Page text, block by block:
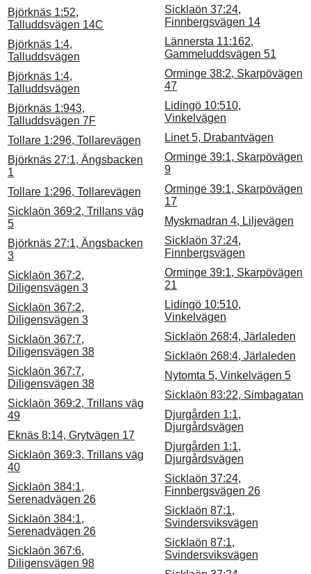
Björknäs 1:52,
Talluddsvägen 14C
Björknäs 1:4,
Talluddsvägen
Björknäs 1:4,
Talluddsvägen
Björknäs 1:943,
Talluddsvägen 7F
Tollare 1:296, Tollarevägen
Björknäs 27:1, Ängsbacken
1
Tollare 1:296, Tollarevägen
Sicklaön 369:2, Trillans väg
5
Björknäs 27:1, Ängsbacken
3
Sicklaön 367:2,
Diligensvägen 3
Sicklaön 367:2,
Diligensvägen 3
Sicklaön 367:7,
Diligensvägen 38
Sicklaön 367:7,
Diligensvägen 38
Sicklaön 369:2, Trillans väg
49
Eknäs 8:14, Grytvägen 17
Sicklaön 369:3, Trillans väg
40
Sicklaön 384:1,
Serenadvägen 26
Sicklaön 384:1,
Serenadvägen 26
Sicklaön 367:6,
Diligensvägen 98
Sicklaön 37:24,
Finnbergsvägen 14
Lännersta 11:162,
Gammeluddsvägen 51
Orminge 38:2, Skarpövägen
47
Lidingö 10:510,
Vinkelvägen
Linet 5, Drabantvägen
Orminge 39:1, Skarpövägen
9
Orminge 39:1, Skarpövägen
17
Myskmadran 4, Liljevägen
Sicklaön 37:24,
Finnbergsvägen
Orminge 39:1, Skarpövägen
21
Lidingö 10:510,
Vinkelvägen
Sicklaön 268:4, Järlaleden
Sicklaön 268:4, Järlaleden
Nytomta 5, Vinkelvägen 5
Sicklaön 83:22, Simbagatan
Djurgården 1:1,
Djurgårdsvägen
Djurgården 1:1,
Djurgårdsvägen
Sicklaön 37:24,
Finnbergsvägen 26
Sicklaön 87:1,
Svindersviksvägen
Sicklaön 87:1,
Svindersviksvägen